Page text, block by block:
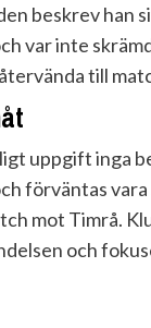
beskrev han
var inte
till
uppgift inga
förväntas
mot Timrå.
och